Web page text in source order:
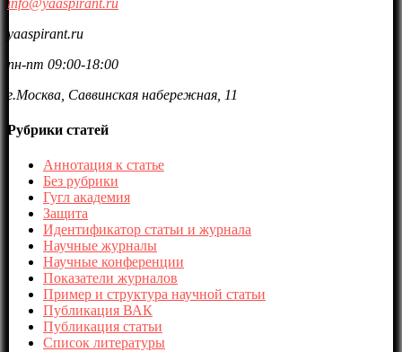
info@yaaspirant.ru
yaaspirant.ru
пн-пт 09:00-18:00
г.Москва, Саввинская набережная, 11
Рубрики статей
Аннотация к статье
Без рубрики
Гугл академия
Защита
Идентификатор статьи и журнала
Научные журналы
Научные конференции
Показатели журналов
Пример и структура научной статьи
Публикация ВАК
Публикация статьи
Список литературы